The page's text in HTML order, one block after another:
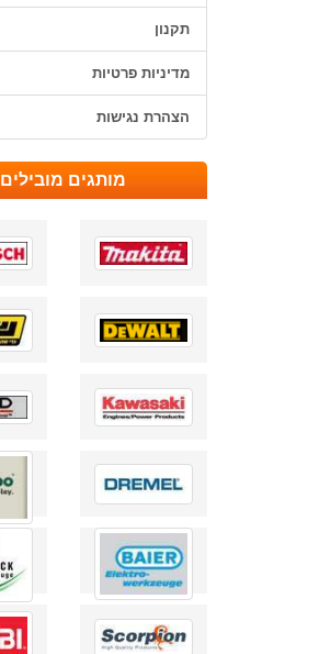
תקנון
מדיניות פרטיות
הצהרת נגישות
מותגים מובילים